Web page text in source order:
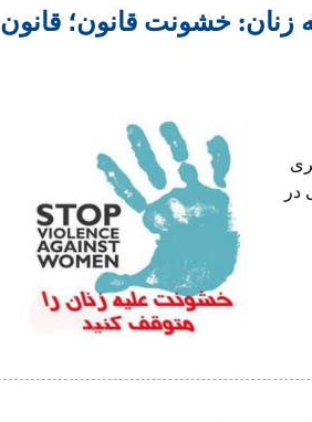
زنان: خشونت قانون؛ قانون
در